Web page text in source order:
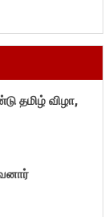
தமிழ் விழா,